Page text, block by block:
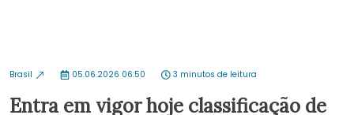
Brasil 05.06.2026 06:50 3 minutos de leitura
Entra em vigor hoje classificação de